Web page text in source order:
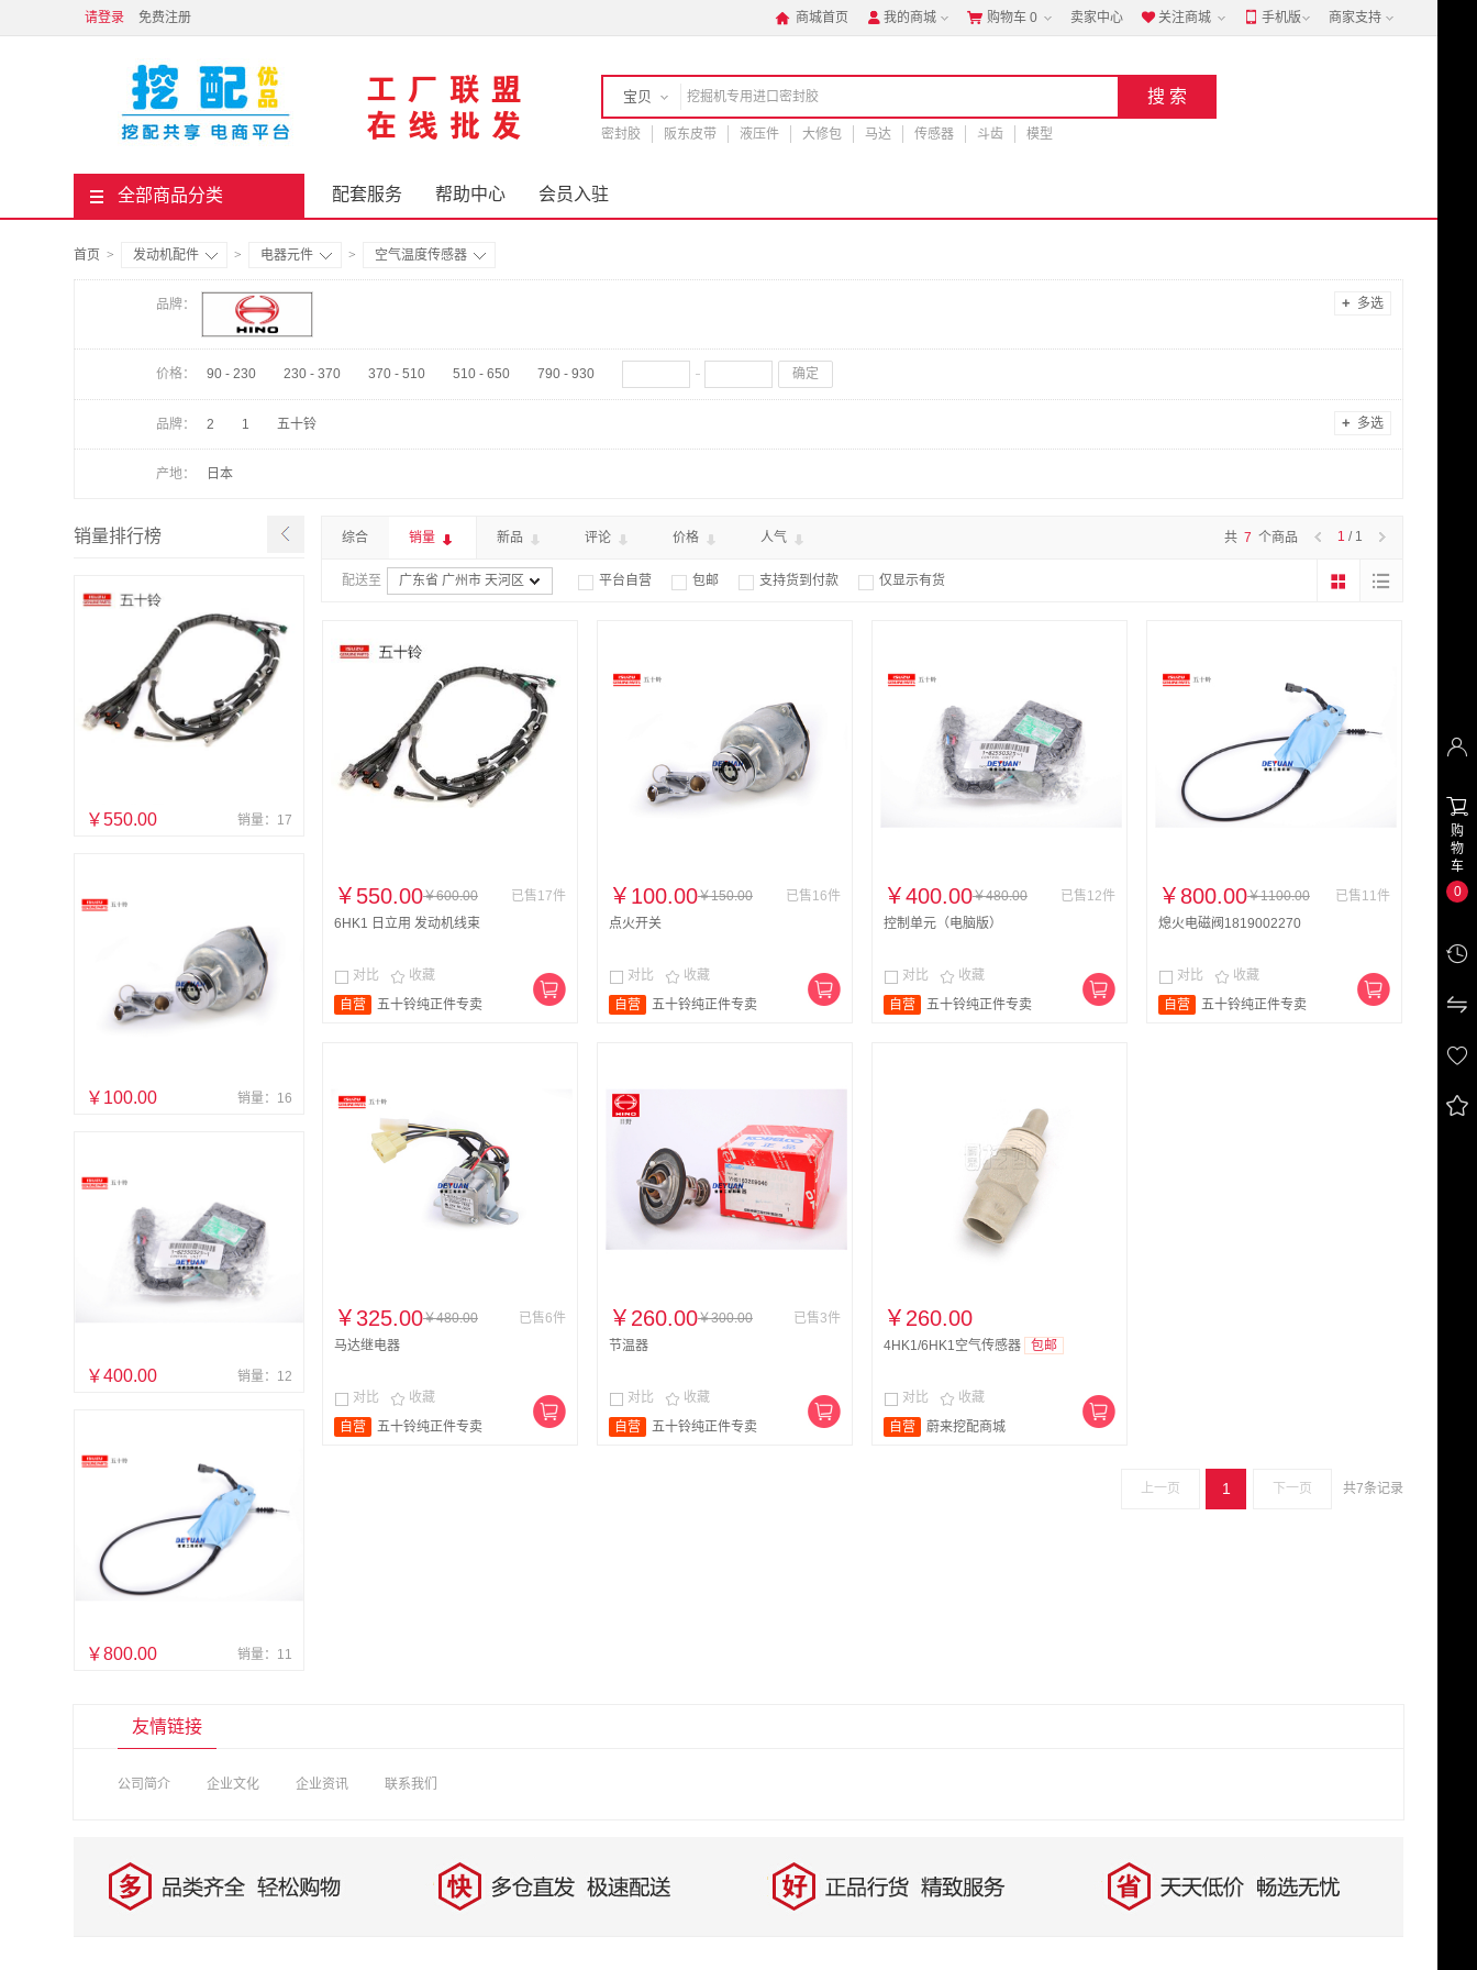
请登录 免费注册  商城首页  我的商城  购物车 0 卖家中心 关注商城 手机版 商家支持
宝贝
店铺
密封胶 阪东皮带 液压件 大修包 马达 传感器 斗齿 模型
全部商品分类 配套服务 帮助中心 会员入驻
首页 > 发动机配件 > 电器元件 > 空气温度传感器
品牌： + 多选
价格： 90 - 230 230 - 370 370 - 510 510 - 650 790 - 930 确定
品牌： + 多选
2 1 五十铃
产地： 日本
销量排行榜
￥550.00 销量：17
￥100.00 销量：16
￥400.00 销量：12
￥800.00 销量：11
综合 销量 新品 评论 价格 人气 1 / 1
共 7 个商品
配送至 广东省 广州市 天河区 平台自营 包邮 支持货到付款 仅显示有货
￥550.00￥600.00
已售17件
6HK1 日立用 发动机线束
对比  收藏
自营
五十铃纯正件专卖
￥100.00￥150.00
已售16件
点火开关
对比  收藏
自营
五十铃纯正件专卖
￥400.00￥480.00
已售12件
控制单元（电脑版）
对比  收藏
自营
五十铃纯正件专卖
￥800.00￥1100.00
已售11件
熄火电磁阀1819002270
对比  收藏
自营
五十铃纯正件专卖
￥325.00￥480.00
已售6件
马达继电器
对比  收藏
自营
五十铃纯正件专卖
￥260.00￥300.00
已售3件
节温器
对比  收藏
自营
五十铃纯正件专卖
￥260.00
4HK1/6HK1空气传感器 包邮
对比  收藏
自营
蔚来挖配商城
共7条记录
上一页 1 下一页


购
物
车
0




友情链接
公司简介 企业文化 企业资讯 联系我们